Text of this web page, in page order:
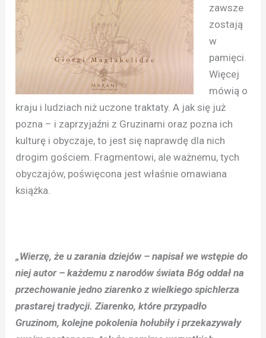
zawsze
zostają
w
pamięci.
Więcej
mówią o
kraju i ludziach niż uczone traktaty. A jak się już
pozna – i zaprzyjaźni z Gruzinami oraz pozna ich
kulturę i obyczaje, to jest się naprawdę dla nich
drogim gościem. Fragmentowi, ale ważnemu, tych
obyczajów, poświęcona jest właśnie omawiana
książka.
„Wierzę, że u zarania dziejów – napisał we wstępie do
niej autor – każdemu z narodów świata Bóg oddał na
przechowanie jedno ziarenko z wielkiego spichlerza
prastarej tradycji. Ziarenko, które przypadło
Gruzinom, kolejne pokolenia hołubiły i przekazywały